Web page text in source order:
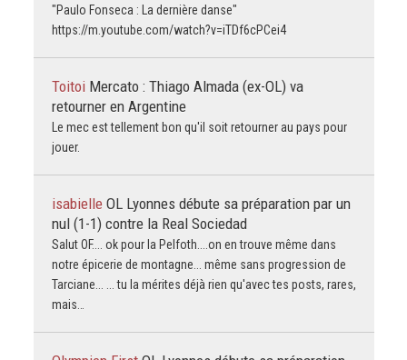
"Paulo Fonseca : La dernière danse"
https://m.youtube.com/watch?v=iTDf6cPCei4
Toitoi Mercato : Thiago Almada (ex-OL) va
retourner en Argentine
Le mec est tellement bon qu'il soit retourner au pays pour
jouer.
isabielle OL Lyonnes débute sa préparation par un
nul (1-1) contre la Real Sociedad
Salut OF.... ok pour la Pelfoth....on en trouve même dans
notre épicerie de montagne... même sans progression de
Tarciane... ... tu la mérites déjà rien qu'avec tes posts, rares,
mais…